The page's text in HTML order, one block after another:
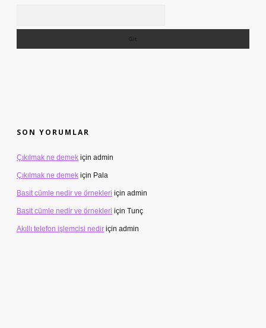
SON YORUMLAR
Çıkılmak ne demek için admin
Çıkılmak ne demek için Pala
Basit cümle nedir ve örnekleri için admin
Basit cümle nedir ve örnekleri için Tunç
Akıllı telefon işlemcisi nedir için admin